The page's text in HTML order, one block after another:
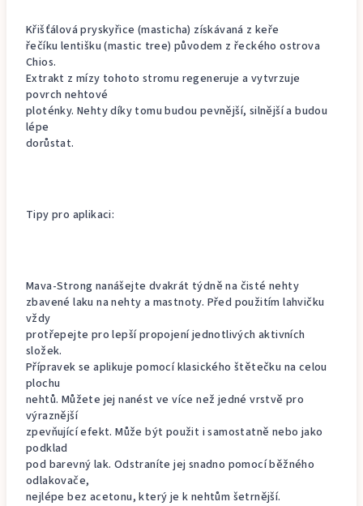
Křišťálová pryskyřice (masticha) získávaná z keře
řečíku lentišku (mastic tree) původem z řeckého ostrova
Chios.
Extrakt z mízy tohoto stromu regeneruje a vytvrzuje
povrch nehtové
ploténky. Nehty díky tomu budou pevnější, silnější a budou
lépe
dorůstat.
Tipy pro aplikaci:
Mava-Strong nanášejte dvakrát týdně na čisté nehty
zbavené laku na nehty a mastnoty. Před použitím lahvičku
vždy
protřepejte pro lepší propojení jednotlivých aktivních
složek.
Přípravek se aplikuje pomocí klasického štětečku na celou
plochu
nehtů. Můžete jej nanést ve více než jedné vrstvě pro
výraznější
zpevňující efekt. Může být použit i samostatně nebo jako
podklad
pod barevný lak. Odstraníte jej snadno pomocí běžného
odlakovače,
nejlépe bez acetonu, který je k nehtům šetrnější.